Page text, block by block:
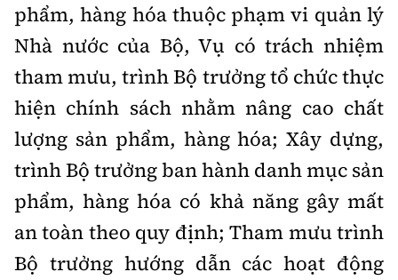
phẩm, hàng hóa thuộc phạm vi quản lý
Nhà nước của Bộ, Vụ có trách nhiệm
tham mưu, trình Bộ trưởng tổ chức thực
hiện chính sách nhằm nâng cao chất
lượng sản phẩm, hàng hóa; Xây dựng,
trình Bộ trưởng ban hành danh mục sản
phẩm, hàng hóa có khả năng gây mất
an toàn theo quy định; Tham mưu trình
Bộ trưởng hướng dẫn các hoạt động